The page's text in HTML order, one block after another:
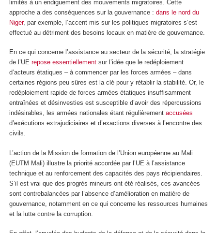
limités à un endiguement des mouvements migratoires. Cette
approche a des conséquences sur la gouvernance : dans le nord du
Niger, par exemple, l’accent mis sur les politiques migratoires s’est
effectué au détriment des besoins locaux en matière de gouvernance.
En ce qui concerne l’assistance au secteur de la sécurité, la stratégie
de l’UE repose essentiellement sur l’idée que le redéploiement
d’acteurs étatiques – à commencer par les forces armées – dans
certaines régions peu sûres est la clé pour y rétablir la stabilité. Or, le
redéploiement rapide de forces armées étatiques insuffisamment
entraînées et désinvesties est susceptible d’avoir des répercussions
indésirables, les armées nationales étant régulièrement accusées
d’exécutions extrajudiciaires et d’exactions diverses à l’encontre des
civils.
L’action de la Mission de formation de l’Union européenne au Mali
(EUTM Mali) illustre la priorité accordée par l’UE à l’assistance
technique et au renforcement des capacités des pays récipiendaires.
S’il est vrai que des progrès mineurs ont été réalisés, ces avancées
sont contrebalancées par l’absence d’amélioration en matière de
gouvernance, notamment en ce qui concerne les ressources humaines
et la lutte contre la corruption.